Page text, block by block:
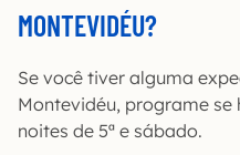
MONTEVIDÉU?
Se você tiver alguma
Montevidéu, programe se
noites de 5ª e sábado.